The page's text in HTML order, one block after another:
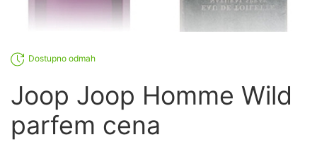
Dostupno odmah
Joop Joop Homme Wild
parfem cena